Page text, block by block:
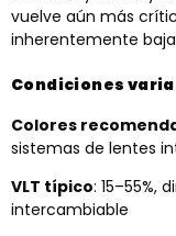
vuelve aún más
inherentemente
Condiciones
Colores
sistemas de lentes
VLT típico: 15–55%,
intercambiable